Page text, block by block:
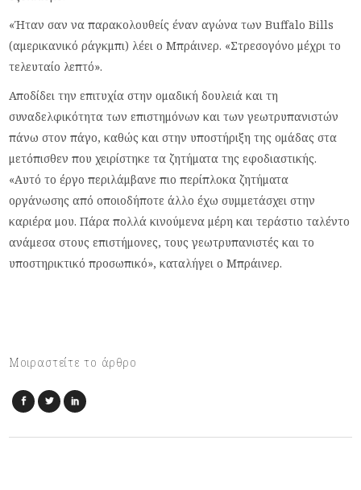
«Ήταν σαν να παρακολουθείς έναν αγώνα των Buffalo Bills
(αμερικανικό ράγκμπι) λέει ο Μπράινερ. «Στρεσογόνο μέχρι το
τελευταίο λεπτό».
Αποδίδει την επιτυχία στην ομαδική δουλειά και τη
συναδελφικότητα των επιστημόνων και των γεωτρυπανιστών
πάνω στον πάγο, καθώς και στην υποστήριξη της ομάδας στα
μετόπισθεν που χειρίστηκε τα ζητήματα της εφοδιαστικής.
«Αυτό το έργο περιλάμβανε πιο περίπλοκα ζητήματα
οργάνωσης από οποιοδήποτε άλλο έχω συμμετάσχει στην
καριέρα μου. Πάρα πολλά κινούμενα μέρη και τεράστιο ταλέντο
ανάμεσα στους επιστήμονες, τους γεωτρυπανιστές και το
υποστηρικτικό προσωπικό», καταλήγει ο Μπράινερ.
Μοιραστείτε το άρθρο